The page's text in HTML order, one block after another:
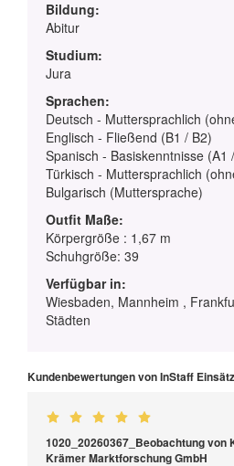
Bildung:
Abitur
Studium:
Jura
Sprachen:
Deutsch - Muttersprachlich
Englisch - Fließend (B1 / B2)
Spanisch - Basiskenntnisse (A1
Türkisch - Muttersprachlich
Bulgarisch (Muttersprache)
Outfit Maße:
Körpergröße : 1,67 m
Schuhgröße: 39
Verfügbar in:
Wiesbaden, Mannheim ,
Städten
Kundenbewertungen von InStaff
1020_20260367_Beobachtung von
Krämer Marktforschung GmbH